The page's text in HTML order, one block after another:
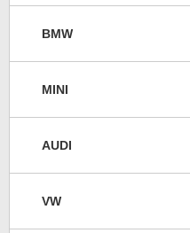
BMW
MINI
AUDI
VW